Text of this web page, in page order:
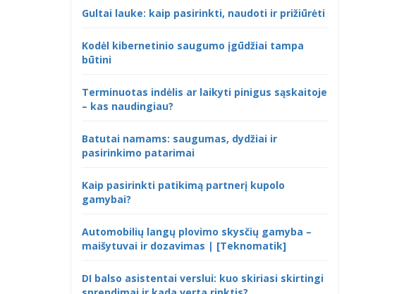
Gultai lauke: kaip pasirinkti, naudoti ir prižiūrėti
Kodėl kibernetinio saugumo įgūdžiai tampa
būtini
Terminuotas indėlis ar laikyti pinigus sąskaitoje
– kas naudingiau?
Batutai namams: saugumas, dydžiai ir
pasirinkimo patarimai
Kaip pasirinkti patikimą partnerį kupolo
gamybai?
Automobilių langų plovimo skysčių gamyba –
maišytuvai ir dozavimas | [Teknomatik]
DI balso asistentai verslui: kuo skiriasi skirtingi